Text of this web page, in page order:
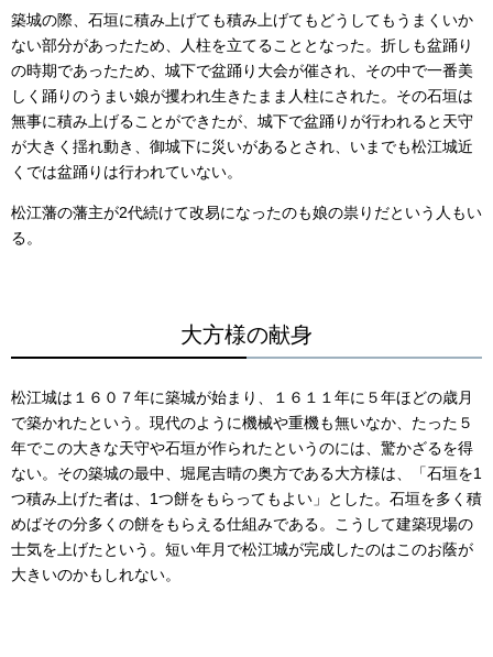
築城の際、石垣に積み上げても積み上げてもどうしてもうまくいか
ない部分があったため、人柱を立てることとなった。折しも盆踊り
の時期であったため、城下で盆踊り大会が催され、その中で一番美
しく踊りのうまい娘が攫われ生きたまま人柱にされた。その石垣は
無事に積み上げることができたが、城下で盆踊りが行われると天守
が大きく揺れ動き、御城下に災いがあるとされ、いまでも松江城近
くでは盆踊りは行われていない。
松江藩の藩主が2代続けて改易になったのも娘の祟りだという人もい
る。
大方様の献身
松江城は１６０７年に築城が始まり、１６１１年に５年ほどの歳月
で築かれたという。現代のように機械や重機も無いなか、たった５
年でこの大きな天守や石垣が作られたというのには、驚かざるを得
ない。その築城の最中、堀尾吉晴の奥方である大方様は、「石垣を1
つ積み上げた者は、1つ餅をもらってもよい」とした。石垣を多く積
めばその分多くの餅をもらえる仕組みである。こうして建築現場の
士気を上げたという。短い年月で松江城が完成したのはこのお蔭が
大きいのかもしれない。